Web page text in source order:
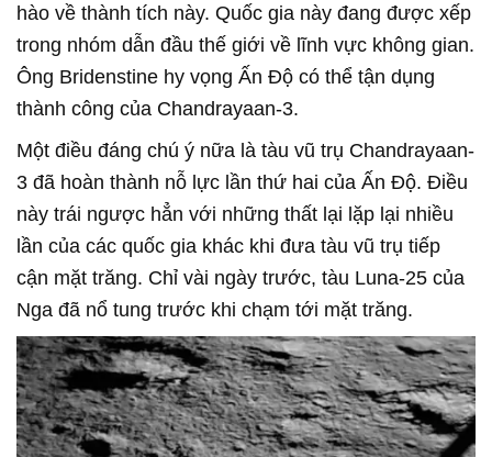
hào về thành tích này. Quốc gia này đang được xếp
trong nhóm dẫn đầu thế giới về lĩnh vực không gian.
Ông Bridenstine hy vọng Ấn Độ có thể tận dụng
thành công của Chandrayaan-3.
Một điều đáng chú ý nữa là tàu vũ trụ Chandrayaan-
3 đã hoàn thành nỗ lực lần thứ hai của Ấn Độ. Điều
này trái ngược hẳn với những thất lại lặp lại nhiều
lần của các quốc gia khác khi đưa tàu vũ trụ tiếp
cận mặt trăng. Chỉ vài ngày trước, tàu Luna-25 của
Nga đã nổ tung trước khi chạm tới mặt trăng.